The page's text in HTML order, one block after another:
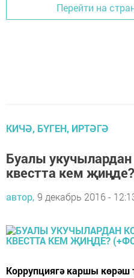
Перейти на
КИЧӘ, БҮГЕН, ИРТӘГӘ
Буалы
квестта кем
автор, 9 декабрь 2016 -
Коррупциягә каршы көрәш